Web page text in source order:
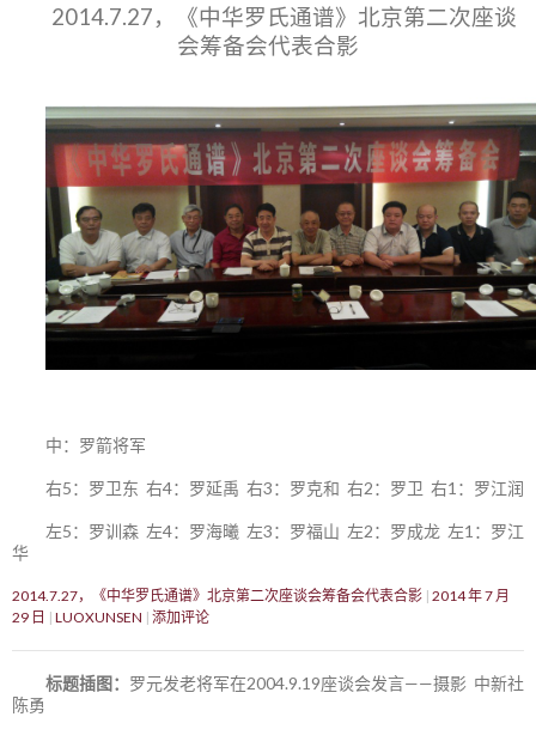
2014.7.27，《中华罗氏通谱》北京第二次座谈
会筹备会代表合影
中：罗箭将军
右5：罗卫东 右4：罗延禹 右3：罗克和 右2：罗卫 右1：罗江润
左5：罗训森 左4：罗海曦 左3：罗福山 左2：罗成龙 左1：罗江
华
2014.7.27，《中华罗氏通谱》北京第二次座谈会筹备会代表合影 2014 年 7 月
29 日
LUOXUNSEN 添加评论
标题插图： 罗元发老将军在2004.9.19座谈会发言——摄影 中新社
陈勇